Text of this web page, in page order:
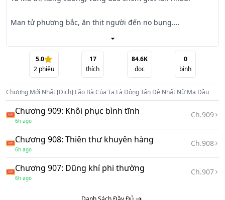
Man tử phương bắc, ăn thịt người đến no bụng.
Thế gia sợ hãi vỡ mật, đồng loạt chạy về phương nam.
Bách tính đói khát đến phát điên, trẻ con bị nấu trong nồi.
Trên chiến trường, anh hùng liều mạng chém giết; trong
cung điện, quý tộc say sưa đập thuốc.
Giết cha, em giết anh, nữ làm nô, nam làm thiếp…
Thời đại hoang đường này, khắp nơi đều là loạn thế.
Đường Vũ nói: “Ta chỉ muốn tự vệ, sống một đời tiêu dao.”
5.0
2phiếu
17
thích
84.6K
đọc
0
bình
Chương Mới Nhất [Dịch] Lão Bà Của Ta Là Đông Tấn Đệ Nhất Nữ Ma Đầu
Chương 909: Khôi phục bình tĩnh
6h ago
Ch.909
Chương 908: Thiên thư khuyên hàng
6h ago
Ch.908
Chương 907: Dũng khí phi thường
6h ago
Ch.907